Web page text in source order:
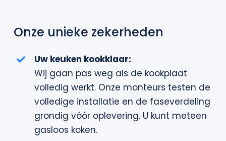
Onze unieke zekerheden
Uw keuken kookklaar:
Wij gaan pas weg als de kookplaat
volledig werkt. Onze monteurs testen de
volledige installatie en de faseverdeling
grondig vóór oplevering. U kunt meteen
gasloos koken.